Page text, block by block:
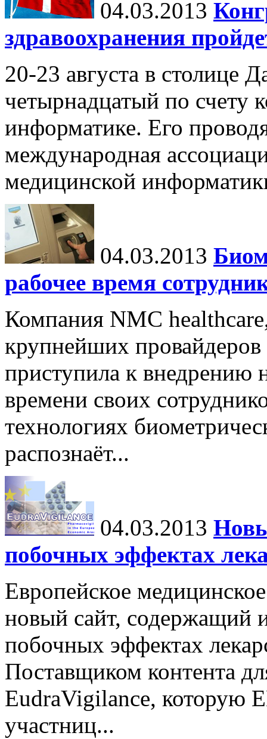
04.03.2013
здравоохранения
20-23 августа в столице
четырнадцатый по счету
информатике. Его
международная
медицинской
04.03.2013
рабочее время
Компания NMC
крупнейших
приступила к внедрению
времени своих
технологиях
распознаёт...
04.03.2013
побочных эффектах
Европейское
новый сайт,
побочных эффектах
Поставщиком контента
EudraVigilance, которую
участниц...